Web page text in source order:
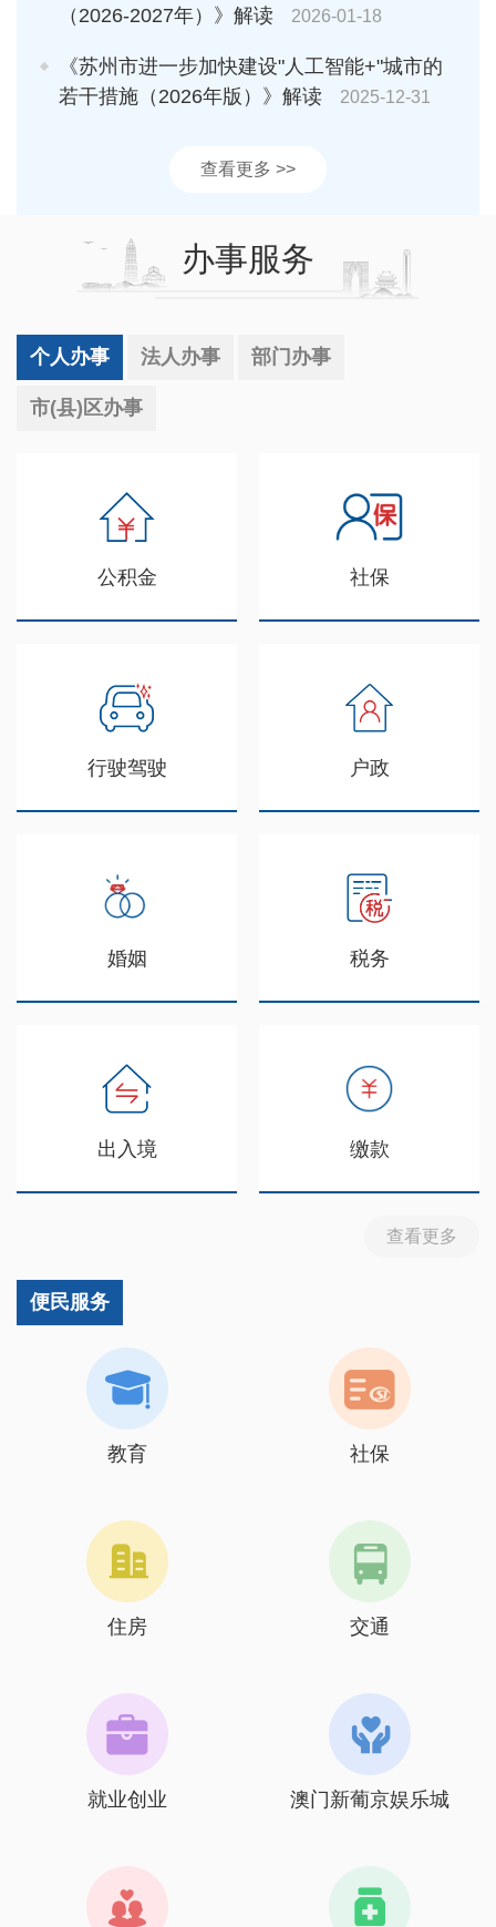
（2026-2027年）》解读
2026-01-18
《苏州市进一步加快建设"人工智能+"城市的
若干措施（2026年版）》解读
2025-12-31
查看更多 >>
办事服务
个人办事 法人办事 部门办事
市(县)区办事
公积金 社保
行驶驾驶 户政
婚姻 税务
出入境 缴款
查看更多
便民服务
教育 社保
住房 交通
就业创业 澳门新葡京娱乐城